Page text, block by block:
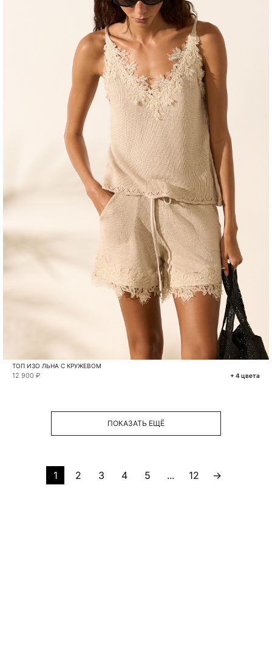
ТОП ИЗО ЛЬНА С КРУЖЕВОМ
12 900 ₽ + 4 цвета
ПОКАЗАТЬ ЕЩЁ
1 2 3 4 5 ... 12 →